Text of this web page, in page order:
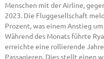
Menschen mit der Airline,
2023. Die Fluggesellschaft
Prozent, was einem Anstieg
Während des Monats führte
erreichte eine rollierende
Passagieren. Dies stellt einen